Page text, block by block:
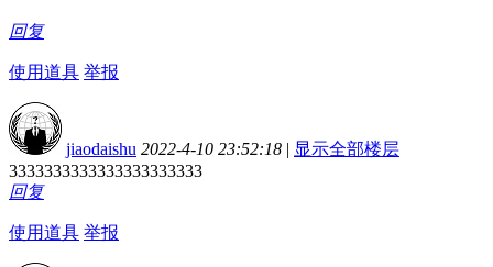
回复
使用道具 举报
jiaodaishu 2022-4-10 23:52:18 | 显示全部楼层
3333333333333333333333
回复
使用道具 举报